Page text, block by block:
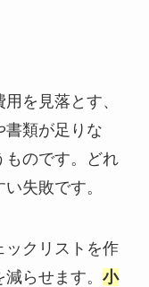
を見落とす、
書類が足りな
ものです。どれ
失敗です。
ックリストを作
らせます。 小